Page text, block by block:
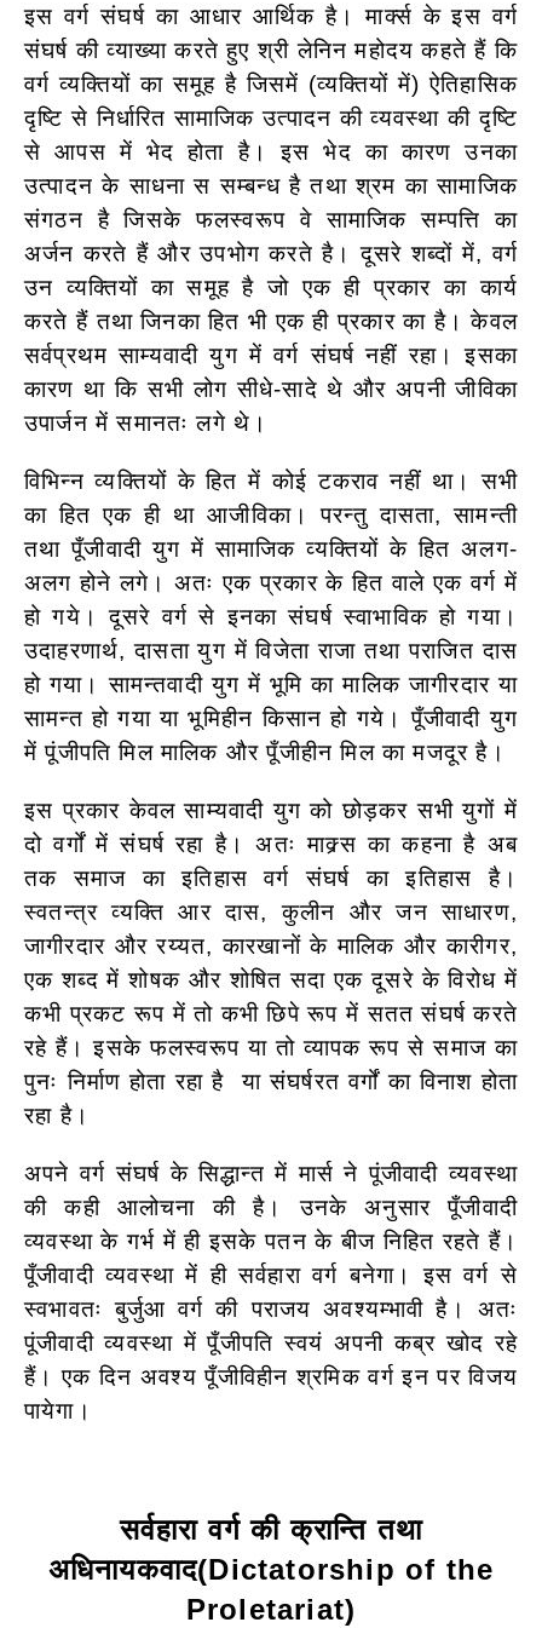
इस वर्ग संघर्ष का आधार आर्थिक है। मार्क्स के इस वर्ग
संघर्ष की व्याख्या करते हुए श्री लेनिन महोदय कहते हैं कि
वर्ग व्यक्तियों का समूह है जिसमें (व्यक्तियों में) ऐतिहासिक
दृष्टि से निर्धारित सामाजिक उत्पादन की व्यवस्था की दृष्टि
से आपस में भेद होता है। इस भेद का कारण उनका
उत्पादन के साधना स सम्बन्ध है तथा श्रम का सामाजिक
संगठन है जिसके फलस्वरूप वे सामाजिक सम्पत्ति का
अर्जन करते हैं और उपभोग करते है। दूसरे शब्दों में, वर्ग
उन व्यक्तियों का समूह है जो एक ही प्रकार का कार्य
करते हैं तथा जिनका हित भी एक ही प्रकार का है। केवल
सर्वप्रथम साम्यवादी युग में वर्ग संघर्ष नहीं रहा। इसका
कारण था कि सभी लोग सीधे-सादे थे और अपनी जीविका
उपार्जन में समानतः लगे थे।
विभिन्न व्यक्तियों के हित में कोई टकराव नहीं था। सभी
का हित एक ही था आजीविका। परन्तु दासता, सामन्ती
तथा पूँजीवादी युग में सामाजिक व्यक्तियों के हित अलग-
अलग होने लगे। अतः एक प्रकार के हित वाले एक वर्ग में
हो गये। दूसरे वर्ग से इनका संघर्ष स्वाभाविक हो गया।
उदाहरणार्थ, दासता युग में विजेता राजा तथा पराजित दास
हो गया। सामन्तवादी युग में भूमि का मालिक जागीरदार या
सामन्त हो गया या भूमिहीन किसान हो गये। पूँजीवादी युग
में पूंजीपति मिल मालिक और पूँजीहीन मिल का मजदूर है।
इस प्रकार केवल साम्यवादी युग को छोड़कर सभी युगों में
दो वर्गों में संघर्ष रहा है। अतः माक्र्स का कहना है अब
तक समाज का इतिहास वर्ग संघर्ष का इतिहास है।
स्वतन्त्र व्यक्ति आर दास, कुलीन और जन साधारण,
जागीरदार और रय्यत, कारखानों के मालिक और कारीगर,
एक शब्द में शोषक और शोषित सदा एक दूसरे के विरोध में
कभी प्रकट रूप में तो कभी छिपे रूप में सतत संघर्ष करते
रहे हैं। इसके फलस्वरूप या तो व्यापक रूप से समाज का
पुनः निर्माण होता रहा है या संघर्षरत वर्गों का विनाश होता
रहा है।
अपने वर्ग संघर्ष के सिद्धान्त में मार्स ने पूंजीवादी व्यवस्था
की कही आलोचना की है। उनके अनुसार पूँजीवादी
व्यवस्था के गर्भ में ही इसके पतन के बीज निहित रहते हैं।
पूँजीवादी व्यवस्था में ही सर्वहारा वर्ग बनेगा। इस वर्ग से
स्वभावतः बुर्जुआ वर्ग की पराजय अवश्यम्भावी है। अतः
पूंजीवादी व्यवस्था में पूँजीपति स्वयं अपनी कब्र खोद रहे
हैं। एक दिन अवश्य पूँजीविहीन श्रमिक वर्ग इन पर विजय
पायेगा।
सर्वहारा वर्ग की क्रान्ति तथा
अधिनायकवाद(Dictatorship of the
Proletariat)